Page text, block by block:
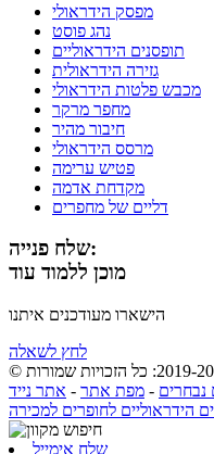
מפסק הידראולי
נהג פוסט
תופסנים הידראוליים
גזירה הידראולית
מכבש פלטות הידראולי
מחפר מרקר
חיבור מהיר
מרסס הידראולי
פטיש ערימה
מקדחת אדמה
דליים של מחפרים
שלח פנייה:
מוכן ללמוד עוד
הישארו מעודכנים איתנו
לחץ לשאלה
נבחרים - מפת אתר - אתר נייד
הידראוליים לחופרים למכירה
שלח אימייל